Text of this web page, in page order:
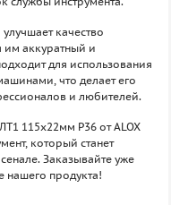
качество
им аккуратный и
для использования
что делает его
и любителей.
115х22мм P36 от ALOX
который станет
Заказывайте уже
нашего продукта!